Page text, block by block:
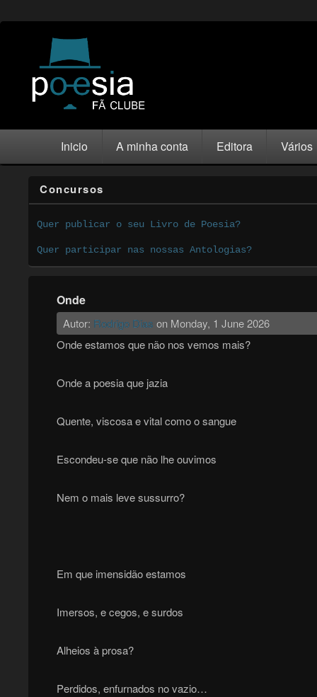
Inicio A minha conta Editora Vários
Concursos
Quer publicar o seu Livro de Poesia?
Quer participar nas nossas Antologias?
Onde
Autor: Rodrigo Dias on Monday, 1 June 2026
Onde estamos que não nos vemos mais?
Onde a poesia que jazia
Quente, viscosa e vital como o sangue
Escondeu-se que não lhe ouvimos
Nem o mais leve sussurro?
Em que imensidão estamos
Imersos, e cegos, e surdos
Alheios à prosa?
Perdidos, enfurnados no vazio…